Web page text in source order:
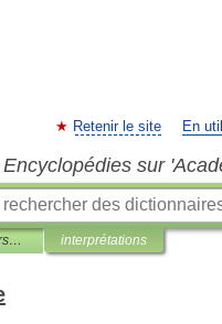
Retenir le site En
sur
Encyclopédie Universelle interprétations